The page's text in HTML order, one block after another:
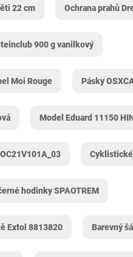
22 cm Ochrana prahů
900 g vanilkový
Moi Rouge Pásky
Model Eduard 11150
hodinky SPAOTREM
Extol 8813820 Barevný